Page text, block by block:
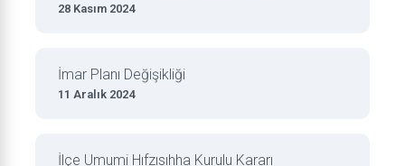
28 Kasım 2024
İmar Planı Değişikliği
11 Aralık 2024
İlçe Umumi Hıfzısıhha Kurulu Kararı